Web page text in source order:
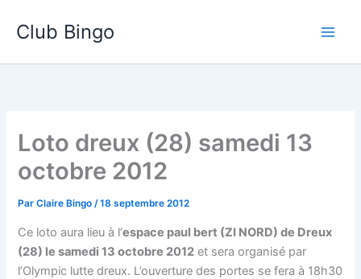
Club Bingo
Loto dreux (28) samedi 13
octobre 2012
ParClaire Bingo/18 septembre 2012
Ce loto aura lieu à l’espace paul bert (ZI NORD) de Dreux
(28) le samedi 13 octobre 2012 et sera organisé par
l’Olympic lutte dreux. L’ouverture des portes se fera à 18h30